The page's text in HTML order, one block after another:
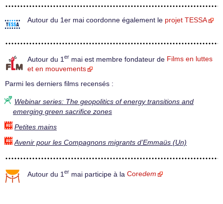
Autour du 1er mai coordonne également le projet TESSA
Autour du 1 er mai est membre fondateur de Films en luttes
et en mouvements
Parmi les derniers films recensés :
Webinar series: The geopolitics of energy transitions and
emerging green sacrifice zones
Petites mains
Avenir pour les Compagnons migrants d’Emmaüs (Un)
Autour du 1 er mai participe à la Coredem